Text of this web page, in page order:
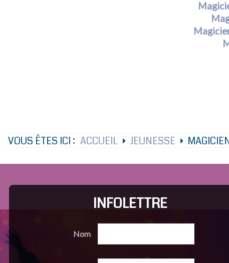
VOUS ÊTES ICI : ACCUEIL JEUNESSE
INFOLETTRE
Nom